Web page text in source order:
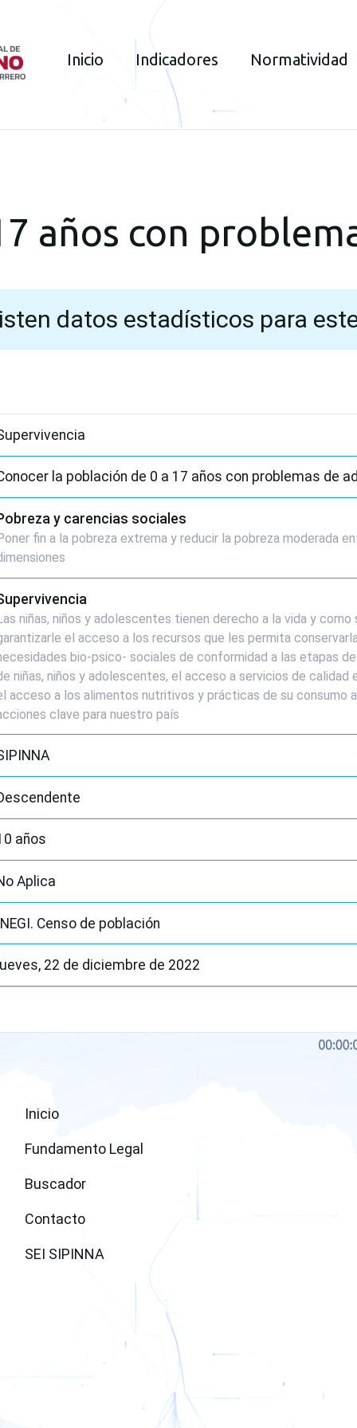
Inicio Indicadores Normatividad
años con
datos estadísticos para
la población de 0 a 17 años con problemas de
y carencias sociales
fin a la pobreza extrema y reducir la pobreza moderada
niñas, niños y adolescentes tienen derecho a la vida y
el acceso a los recursos que les permita
bio-psico- sociales de conformidad a las etapas
niñas, niños y adolescentes, el acceso a servicios de
acceso a los alimentos nutritivos y prácticas de su consumo
clave para nuestro país
años
Aplica
Censo de población
22 de diciembre de 2022
Inicio
Fundamento Legal
Buscador
Contacto
SEI SIPINNA